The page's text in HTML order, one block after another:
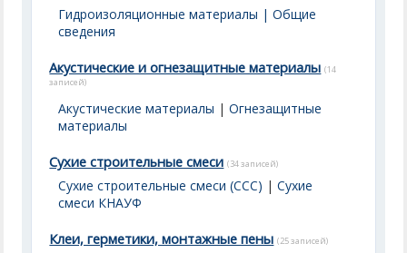
Гидроизоляционные материалы | Общие
сведения
Акустические и огнезащитные материалы (14
записей)
Акустические материалы |Огнезащитные
материалы
Сухие строительные смеси (34 записей)
Сухие строительные смеси (ССС) |Сухие
смеси КНАУФ
Клеи, герметики, монтажные пены (25 записей)